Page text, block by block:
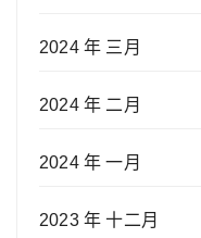
2024 年 三月
2024 年 二月
2024 年 一月
2023 年 十二月